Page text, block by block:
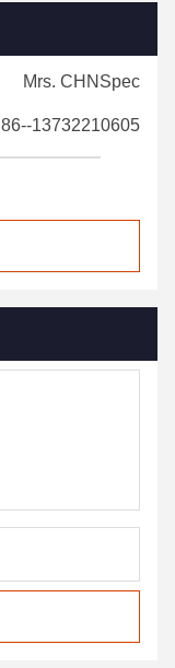
Mrs. CHNSpec
86--13732210605